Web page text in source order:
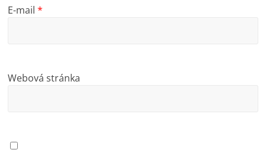
E-mail*
Webová stránka